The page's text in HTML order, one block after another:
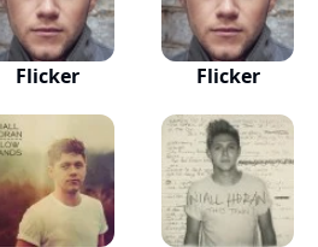
Flicker Flicker